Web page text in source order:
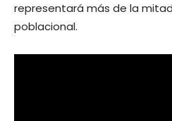
representará más de la
poblacional.